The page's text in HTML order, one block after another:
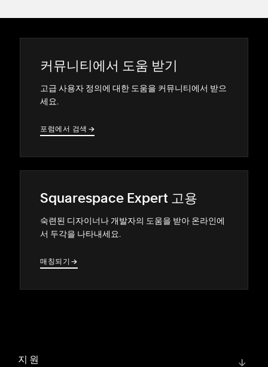
커뮤니티에서 도움 받기
고급 사용자 정의에 대한 도움을 커뮤니티에서 받으
세요.
포럼에서 검색 →
→
Squarespace Expert 고용
숙련된 디자이너나 개발자의 도움을 받아 온라인에
서 두각을 나타내세요.
매칭되기 →
→
지원 ↓